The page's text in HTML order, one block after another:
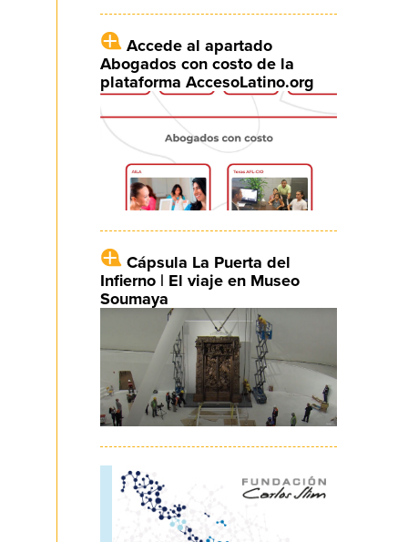
Accede al apartado
Abogados con costo de la
plataforma AccesoLatino.org
Cápsula La Puerta del
Infierno | El viaje en Museo
Soumaya